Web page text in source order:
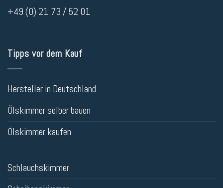
+49 (0) 21 73 / 52 01
Tipps vor dem Kauf
Hersteller in Deutschland
Ölskimmer selber bauen
Ölskimmer kaufen
Schlauchskimmer